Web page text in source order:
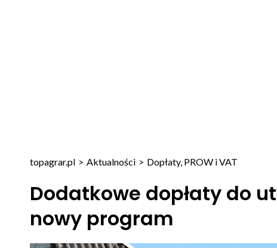
topagrar.pl > Aktualności > Dopłaty, PROW i VAT
Dodatkowe dopłaty do
nowy program